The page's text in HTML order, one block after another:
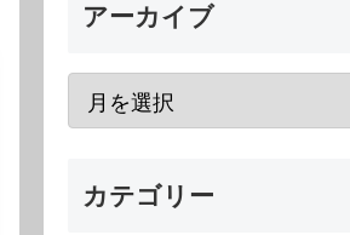
アーカイブ
カテゴリー